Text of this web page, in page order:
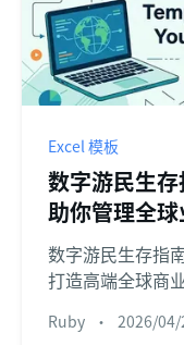
Excel 模板
数字游民生存
助你管理全
数字游民生存指
打造高端全球商
Ruby • 2026/04/